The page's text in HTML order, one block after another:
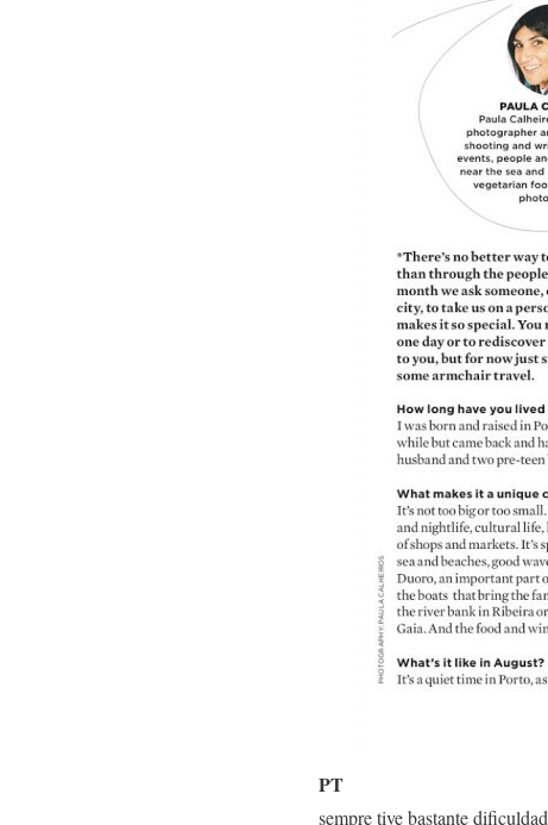
PT
sempre tive bastante